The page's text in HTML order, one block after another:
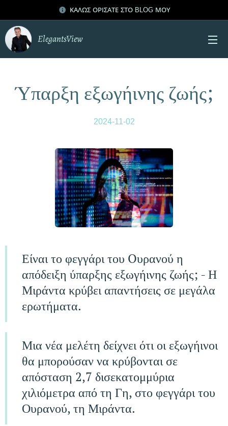
ΚΑΛΩΣ ΟΡΙΣΑΤΕ ΣΤΟ BLOG ΜΟΥ
ElegantsView
Ύπαρξη εξωγήινης ζωής;
2024-11-02
Είναι το φεγγάρι του Oυρανού η
απόδειξη ύπαρξης εξωγήινης ζωής; - Η
Μιράντα κρύβει απαντήσεις σε μεγάλα
ερωτήματα.
Μια νέα μελέτη δείχνει ότι οι εξωγήινοι
θα μπορούσαν να κρύβονται σε
απόσταση 2,7 δισεκατομμύρια
χιλιόμετρα από τη Γη, στο φεγγάρι του
Ουρανού, τη Μιράντα.